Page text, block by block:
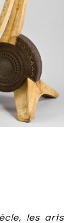
les arts